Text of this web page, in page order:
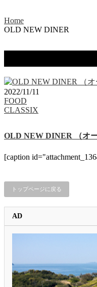
Home
OLD NEW DINER
2022/11/11
FOOD
CLASSIX
OLD NEW DINER （オ
[caption
トップページに戻る
AD